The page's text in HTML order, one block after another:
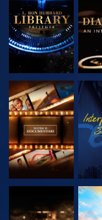
ESPLORA LE
SERIE
ESPLORA LE
SERIE
ESPLORA LE